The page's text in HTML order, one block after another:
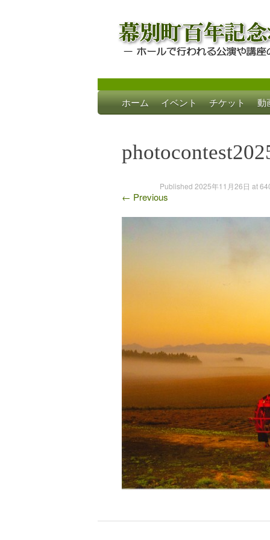
幕別町百年記
ホールで行われる公演や講座のご案内
Skip
to
ホーム イベント チケット 動
Published 2025年11月26日 at
← Previous